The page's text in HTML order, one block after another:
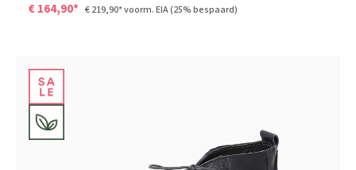
€ 164,90* € 219,90*voorm. EIA(25% bespaard)